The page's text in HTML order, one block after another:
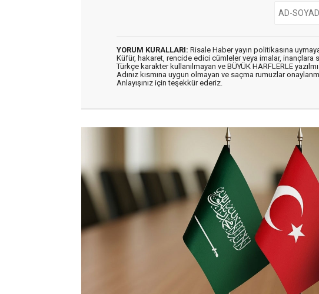
YORUM KURALLARI: Risale Haber yayın politikasına
Küfür, hakaret, rencide edici cümleler veya imalar, inançlara
Türkçe karakter kullanılmayan ve BÜYÜK HARFLERLE
Adınız kısmına uygun olmayan ve saçma rumuzlar
Anlayışınız için teşekkür ederiz.